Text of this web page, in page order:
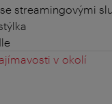
streamingovými
v okolí